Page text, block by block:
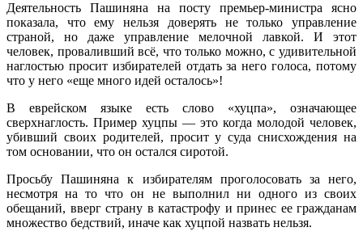
Деятельность Пашиняна на посту премьер-министра ясно
показала, что ему нельзя доверять не только управление
страной, но даже управление мелочной лавкой. И этот
человек, проваливший всё, что только можно, с удивительной
наглостью просит избирателей отдать за него голоса, потому
что у него «еще много идей осталось»!
В еврейском языке есть слово «хуцпа», означающее
сверхнаглость. Пример хуцпы — это когда молодой человек,
убивший своих родителей, просит у суда снисхождения на
том основании, что он остался сиротой.
Просьбу Пашиняна к избирателям проголосовать за него,
несмотря на то что он не выполнил ни одного из своих
обещаний, вверг страну в катастрофу и принес ее гражданам
множество бедствий, иначе как хуцпой назвать нельзя.